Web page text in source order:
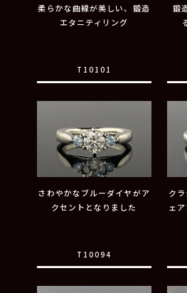
柔らかな曲線が美しい、鍛造
エタニティリング
T10101
鍛
さわやかなブルーダイヤがア
クセントとなりました
T10094
ク
ェ